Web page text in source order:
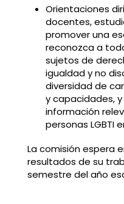
Orientaciones
docentes,
promover una
reconozca a
sujetos de
igualdad y no
diversidad de
y capacidades,
información
personas LGBTI
La comisión espera
resultados de su
semestre del año